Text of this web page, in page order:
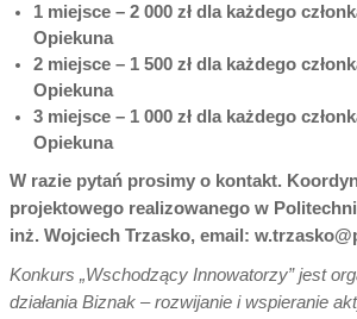
1 miejsce – 2 000 zł dla każdego
Opiekuna
2 miejsce – 1 500 zł dla każdego
Opiekuna
3 miejsce – 1 000 zł dla każdego
Opiekuna
W razie pytań prosimy o kontakt.
projektowego realizowanego w
inż. Wojciech Trzasko, email:
Konkurs „Wschodzący Innowatorzy” jest
działania Biznak – rozwijanie i wspieranie